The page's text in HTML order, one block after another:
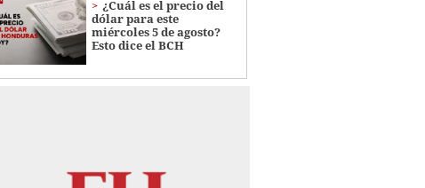
¿Cuál es el precio del
dólar para este
miércoles 5 de agosto?
Esto dice el BCH